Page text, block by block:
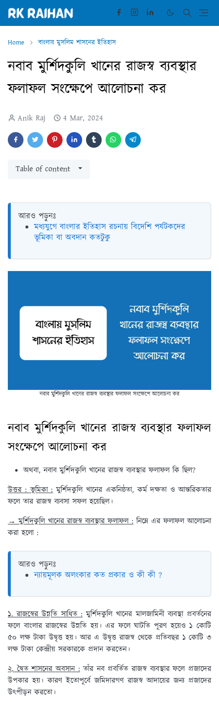
Home বাংলায় মুসলিম শাসনের ইতিহাস
নবাব মুর্শিদকুলি খানের রাজস্ব ব্যবস্থার
ফলাফল সংক্ষেপে আলোচনা কর
Anik Raj 4 Mar, 2024
Table of content
আরও পড়ুনঃ
মধ্যযুগে বাংলার ইতিহাস রচনায় বিদেশি পর্যটকদের
ভূমিকা বা অবদান কতটুকু
নবাব মুর্শিদকুলি খানের রাজস্ব ব্যবস্থার ফলাফল সংক্ষেপে আলোচনা কর
নবাব মুর্শিদকুলি খানের রাজস্ব ব্যবস্থার ফলাফল
সংক্ষেপে আলোচনা কর
অথবা, নবাব মুর্শিদকুলি খানের রাজস্ব ব্যবস্থার ফলাফল কি ছিল?
উত্তর : ভূমিকা :মুর্শিদকুলি খানের একনিষ্ঠতা, কর্ম দক্ষতা ও আন্তরিকতার
ফলে তার রাজস্ব ব্যবসা সফল হয়েছিল।
→ মুর্শিদকুলি খানের রাজস্ব ব্যবস্থার ফলাফল : নিম্নে এর ফলাফল আলোচনা
করা হলো :
আরও পড়ুনঃ
ন্যায়মূলক অলংকার কত প্রকার ও কী কী ?
১. রাজস্বের উন্নতি সাধিত :মুর্শিদকুলি খানের মালজামিনী ব্যবস্থা প্রবর্তনের
ফলে বাংলার রাজস্বের উন্নতি হয়। এর ফলে ঘাটতি পূরণ হয়েও ১ কোটি
৫০ লক্ষ টাকা উদ্বৃত্ত হয়। আর এ উদ্বৃত্ত রাজস্ব থেকে প্রতিবছর ১ কোটি ৩
লক্ষ টাকা কেন্দ্রীয় সরকারকে প্রদান করতেন।
২. দ্বৈত শাসনের অবসান :তাঁর নব প্রবর্তিত রাজস্ব ব্যবস্থার ফলে প্রজাদের
উপকার হয়। কারণ ইতোপূর্বে জমিদারগণ রাজস্ব আদায়ের জন্য প্রজাদের
উৎপীড়ন করতো।